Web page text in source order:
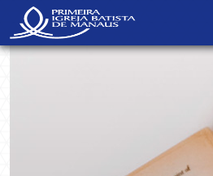
NavBar Oculta